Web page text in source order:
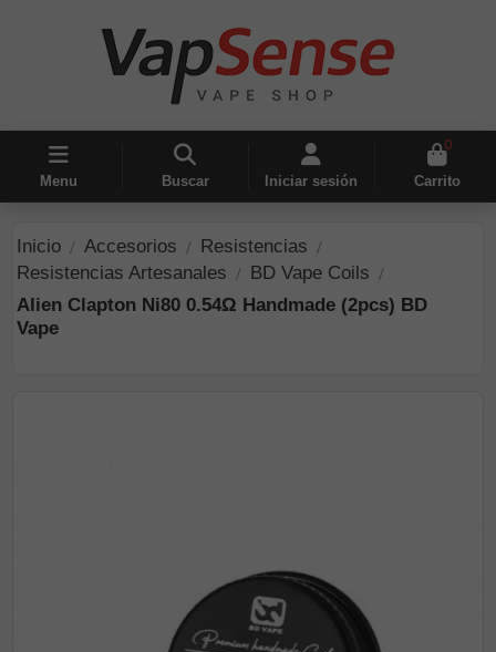
Menu Buscar Iniciar sesión
0
Carrito
Inicio Accesorios
Resistencias
Resistencias Artesanales
BD Vape Coils
Alien Clapton Ni80 0.54Ω Handmade (2pcs) BD
Vape